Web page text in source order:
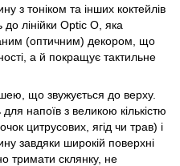
з тоніком та інших коктейлів
лінійки Optic O, яка
(оптичним) декором, що
а й покращує тактильне
що звужується до верху.
напоїв з великою кількістю
цитрусових, ягід чи трав) і
завдяки широкій поверхні
тримати склянку, не